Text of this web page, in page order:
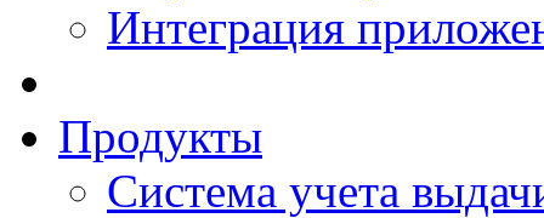
Интеграция
Продукты
Система учета